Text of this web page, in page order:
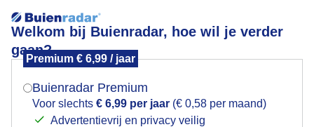
Welkom bij Buienradar, hoe wil je verder
gaan?
Premium € 6,99 / jaar
Buienradar Premium
Voor slechts € 6,99 per jaar (€ 0,58 per maand)
Advertentievrij en privacy veilig
Terrassen vullen zich langzaam. Schaduw is in trek!
Mogen we je locatie gebruiken voor het